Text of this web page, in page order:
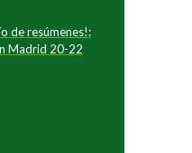
de resúmenes!:
Madrid 20-22